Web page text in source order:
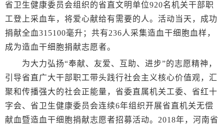
省卫生健康委员会组织的省直文明单位920名机关干部职
工登上采血车，将爱心献给有需要的人。活动当天，成功
捐献全血315100毫升；共有236人采集造血干细胞血样，
成为造血干细胞捐献志愿者。
为大力弘扬“奉献、友爱、互助、进步”的志愿精神，
引导省直广大干部职工带头践行社会主义核心价值观，汇
聚和传播强大的社会正能量，省委直属机关工委、省红十
字会、省卫生健康委员会连续6年组织开展省直机关无偿
献血暨造血干细胞捐献志愿者招募活动。2018年，河南省